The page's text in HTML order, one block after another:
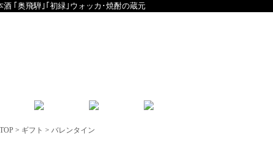
奥飛騨｣｢初緑｣ウォッカ･焼酎の蔵元
TOP > ギフト > バレンタイン